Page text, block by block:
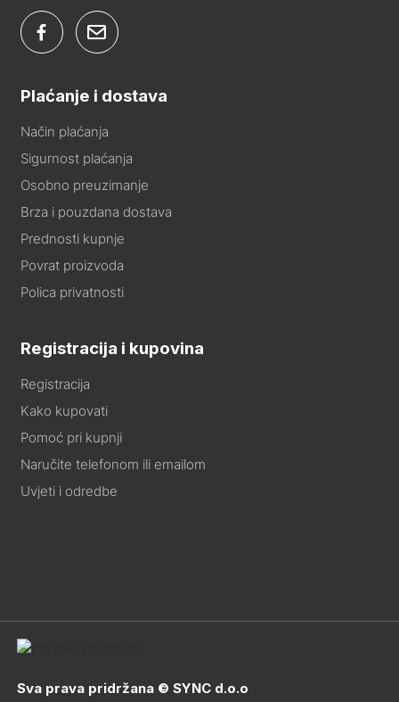
Plaćanje i dostava
Način plaćanja
Sigurnost plaćanja
Osobno preuzimanje
Brza i pouzdana dostava
Prednosti kupnje
Povrat proizvoda
Polica privatnosti
Registracija i kupovina
Registracija
Kako kupovati
Pomoć pri kupnji
Naručite telefonom ili emailom
Uvjeti i odredbe
Sva prava pridržana © SYNC d.o.o